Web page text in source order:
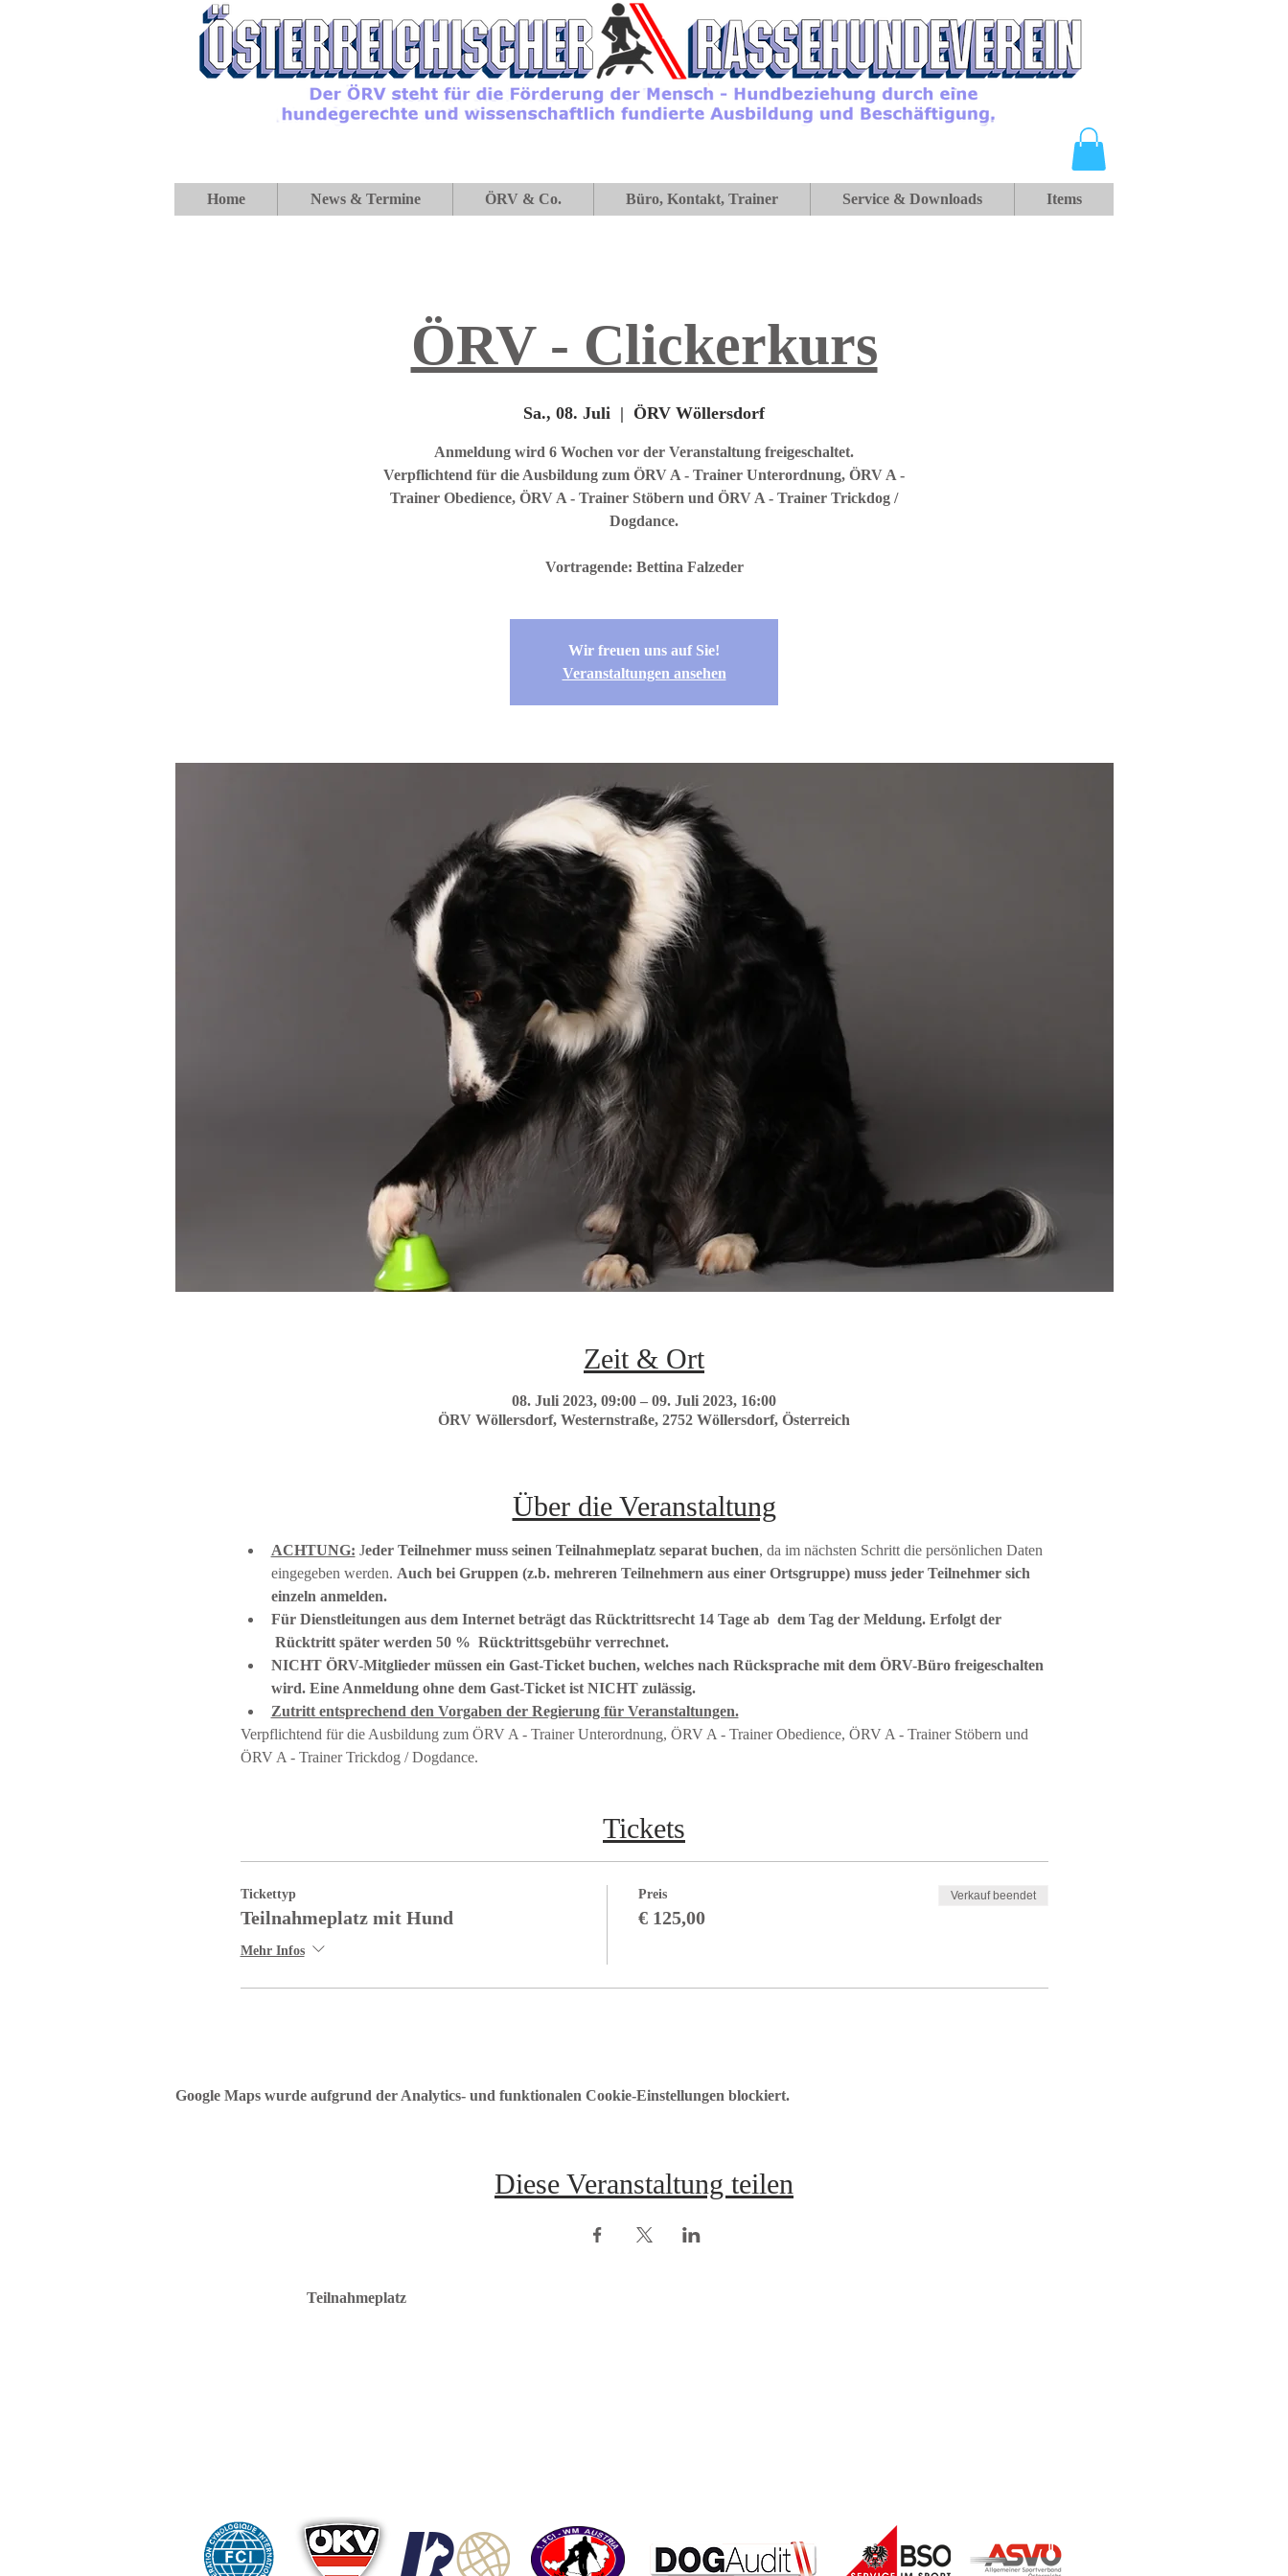
ÖRV - Clickerkurs
Sa., 08. Juli
  |
ÖRV Wöllersdorf
Anmeldung wird 6 Wochen vor der Veranstaltung freigeschaltet.
Verpflichtend für die Ausbildung zum ÖRV A - Trainer Unterordnung, ÖRV A -
Trainer Obedience, ÖRV A - Trainer Stöbern und ÖRV A - Trainer Trickdog /
Dogdance.
Vortragende: Bettina Falzeder
Wir freuen uns auf Sie!
Veranstaltungen ansehen
Zeit & Ort
08. Juli 2023, 09:00 – 09. Juli 2023, 16:00
ÖRV Wöllersdorf, Westernstraße, 2752 Wöllersdorf, Österreich
Über die Veranstaltung
ACHTUNG: Jeder Teilnehmer muss seinen Teilnahmeplatz separat buchen, da im nächsten Schritt die persönlichen Daten
eingegeben werden. Auch bei Gruppen (z.b. mehreren Teilnehmern aus einer Ortsgruppe) muss jeder Teilnehmer sich
einzeln anmelden.
Für Dienstleitungen aus dem Internet beträgt das Rücktrittsrecht 14 Tage ab  dem Tag der Meldung. Erfolgt der
Rücktritt später werden 50 %  Rücktrittsgebühr verrechnet.
NICHT ÖRV-Mitglieder müssen ein Gast-Ticket buchen, welches nach Rücksprache mit dem ÖRV-Büro freigeschalten
wird. Eine Anmeldung ohne dem Gast-Ticket ist NICHT zulässig.
Zutritt entsprechend den Vorgaben der Regierung für Veranstaltungen.
Verpflichtend für die Ausbildung zum ÖRV A - Trainer Unterordnung, ÖRV A - Trainer Obedience, ÖRV A - Trainer Stöbern und
ÖRV A - Trainer Trickdog / Dogdance.
Tickets
Tickettyp
Teilnahmeplatz mit Hund
Mehr Infos
Preis
€ 125,00
Verkauf beendet
Google Maps wurde aufgrund der Analytics- und funktionalen Cookie-Einstellungen blockiert.
Diese Veranstaltung teilen
Teilnahmeplatz
Home News & Termine ÖRV & Co. Büro, Kontakt, Trainer Service & Downloads Items